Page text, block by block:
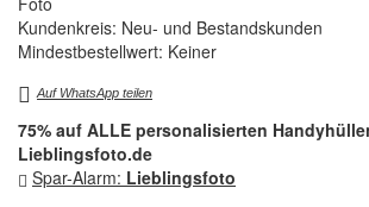
Kundenkreis: Neu- und Bestandskunden
Mindestbestellwert: Keiner
Auf WhatsApp teilen
75% auf ALLE personalisierten
Lieblingsfoto.de
Spar-Alarm: Lieblingsfoto